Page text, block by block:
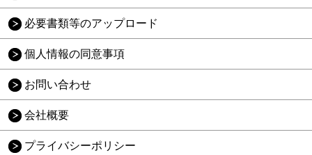
必要書類等のアップロード
個人情報の同意事項
お問い合わせ
会社概要
プライバシーポリシー